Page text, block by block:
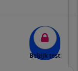
Bekijk test